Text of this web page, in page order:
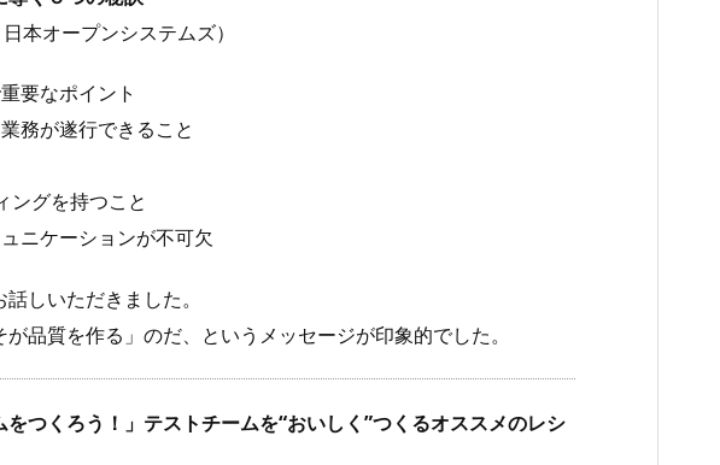
本オープンシステムズ）
要なポイント
務が遂行できること
ングを持つこと
ニケーションが不可欠
しいただきました。
品質を作る」のだ、というメッセージが印象的でした。
つくろう！」テストチームを“おいしく”つくるオススメのレシ